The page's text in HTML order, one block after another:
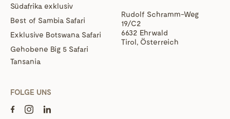
Südafrika exklusiv
Best of Sambia Safari
Exklusive Botswana Safari
Gehobene Big 5 Safari
Tansania
FOLGE UNS
Rudolf Schramm-Weg
19/C2
6632 Ehrwald
Tirol, Österreich